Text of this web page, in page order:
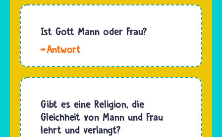
Ist Gott Mann oder Frau?
weder
noch
Frau. Das
glauben
Gibt es eine Religion, die
Gleichheit von Mann und Frau
lehrt und verlangt?